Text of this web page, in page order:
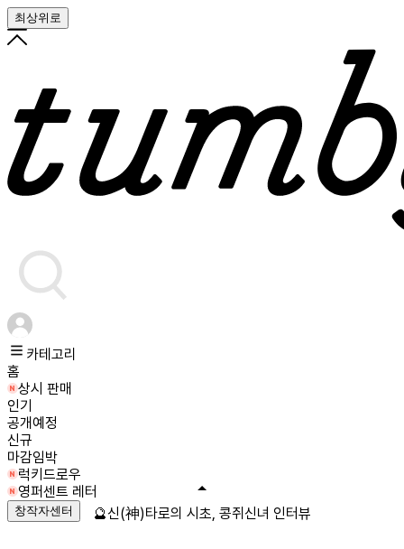
최상위로
카테고리
홈
상시 판매
인기
공개예정
신규
마감임박
럭키드로우
영퍼센트 레터
창작자센터 🔮신(神)타로의 시초, 콩쥐신녀 인터뷰